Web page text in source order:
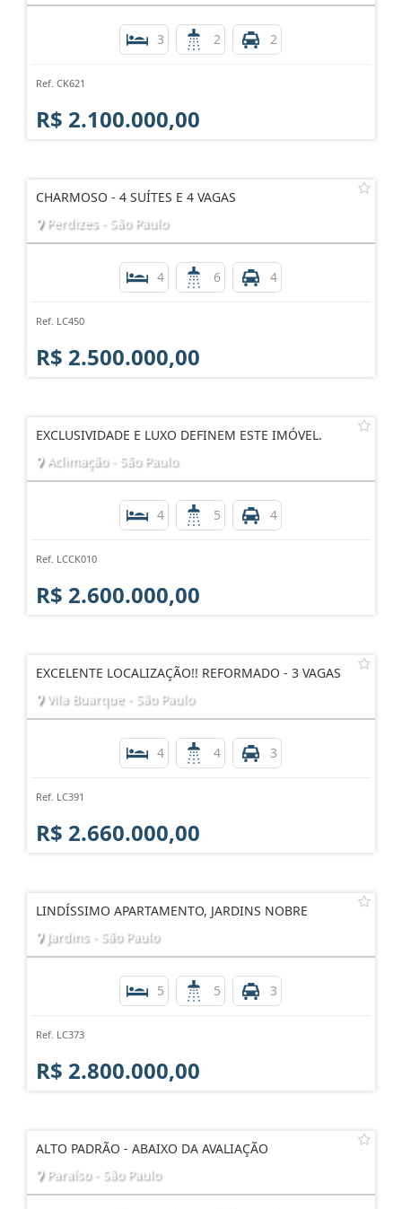
3 2 2
Ref. CK621
R$ 2.100.000,00
CHARMOSO - 4 SUÍTES E 4 VAGAS
Perdizes - São Paulo
4 6 4
Ref. LC450
R$ 2.500.000,00
EXCLUSIVIDADE E LUXO DEFINEM ESTE IMÓVEL.
Aclimação - São Paulo
4 5 4
Ref. LCCK010
R$ 2.600.000,00
EXCELENTE LOCALIZAÇÃO!! REFORMADO - 3 VAGAS
Vila Buarque - São Paulo
4 4 3
Ref. LC391
R$ 2.660.000,00
LINDÍSSIMO APARTAMENTO, JARDINS NOBRE
Jardins - São Paulo
5 5 3
Ref. LC373
R$ 2.800.000,00
ALTO PADRÃO - ABAIXO DA AVALIAÇÃO
Paraíso - São Paulo